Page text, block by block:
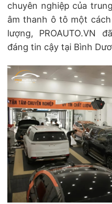
chuyên nghiệp của
âm thanh ô tô một
lượng, PROAUTO.VN
đáng tin cậy tại Bình